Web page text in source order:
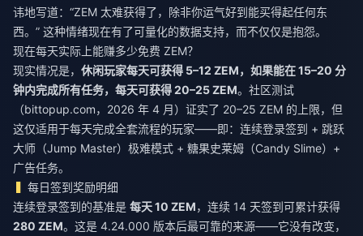
讳地写道：“ZEM 太难获得了，除非你运气好到能买得起任何东
西。” 这种情绪现在有了可量化的数据支持，而不仅仅是抱怨。
现在每天实际上能赚多少免费 ZEM？
现实情况是， 休闲玩家每天可获得 5–12 ZEM，如果能在 15–20 分
钟内完成所有任务，每天可获得 20–25 ZEM。社区测试
（bittopup.com，2026 年 4 月）证实了 20–25 ZEM 的上限，但
这仅适用于每天完成全套流程的玩家——即：连续登录签到 + 跳跃
大师（Jump Master）极难模式 + 糖果史莱姆（Candy Slime）+
广告任务。
每日签到奖励明细
连续登录签到的基准是 每天 10 ZEM，连续 14 天签到可累计获得
280 ZEM。这是 4.24.000 版本后最可靠的来源——它没有改变，